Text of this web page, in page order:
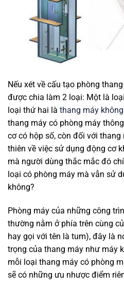
Nếu xét về cấu tạo phòng
được chia làm 2 loại: Một là
loại thứ hai là thang máy
thang máy có phòng máy
cơ có hộp số, còn đối với
thiên về việc sử dụng động cơ
mà người dùng thắc mắc đó
loại có phòng máy mà vẫn sử
không?
Phòng máy của những công
thường nằm ở phía trên cùng
hay gọi với tên là tum), đây là
trọng của thang máy như máy
mỗi loại thang máy có phòng
sẽ có những ưu nhược điểm